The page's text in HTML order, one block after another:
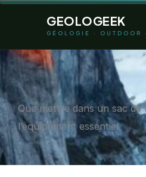
GEOLOGEEK
GÉOLOGIE · OUTDOOR
Que mettre dans un sac de
l’équipement essentiel